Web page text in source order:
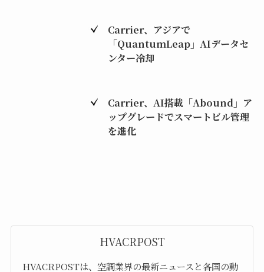
Carrier、アジアで
「QuantumLeap」AIデータセ
ンター冷却
Carrier、AI搭載「Abound」ア
ップグレードでスマートビル管理
を進化
HVACRPOST
HVACRPOSTは、空調業界の最新ニュースと各国の動